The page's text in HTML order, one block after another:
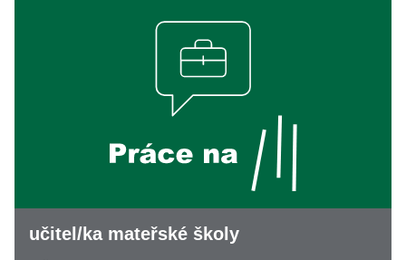
učitel/ka mateřské školy